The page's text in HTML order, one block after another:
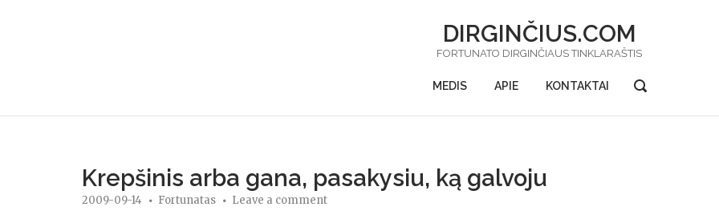
DIRGINČIUS.COM
FORTUNATO DIRGINČIAUS TINKLARAŠTIS
MEDIS APIE KONTAKTAI
OPEN
BAR
Krepšinis arba gana, pasakysiu, ką galvoju
2009-09-14 Fortunatas Leave a comment